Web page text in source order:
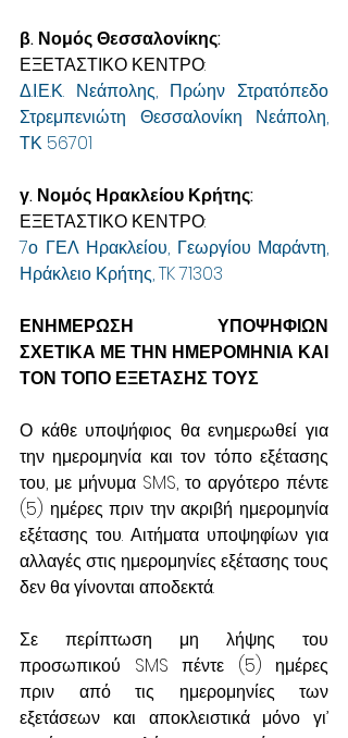
β. Νομός Θεσσαλονίκης:
ΕΞΕΤΑΣΤΙΚΟ ΚΕΝΤΡΟ:
Δ.Ι.Ε.Κ. Νεάπολης, Πρώην Στρατόπεδο
Στρεμπενιώτη Θεσσαλονίκη Νεάπολη,
ΤΚ 56701
γ. Νομός Ηρακλείου Κρήτης:
ΕΞΕΤΑΣΤΙΚΟ ΚΕΝΤΡΟ:
7ο ΓΕΛ Ηρακλείου, Γεωργίου Μαράντη,
Ηράκλειο Κρήτης, TK 71303
ΕΝΗΜΕΡΩΣΗ ΥΠΟΨΗΦΙΩΝ
ΣΧΕΤΙΚΑ ΜΕ ΤΗΝ ΗΜΕΡΟΜΗΝΙΑ ΚΑΙ
ΤΟΝ ΤΟΠΟ ΕΞΕΤΑΣΗΣ ΤΟΥΣ
Ο κάθε υποψήφιος θα ενημερωθεί για
την ημερομηνία και τον τόπο εξέτασης
του, με μήνυμα SMS, το αργότερο πέντε
(5) ημέρες πριν την ακριβή ημερομηνία
εξέτασης του. Αιτήματα υποψηφίων για
αλλαγές στις ημερομηνίες εξέτασης τους
δεν θα γίνονται αποδεκτά.
Σε περίπτωση μη λήψης του
προσωπικού SMS πέντε (5) ημέρες
πριν από τις ημερομηνίες των
εξετάσεων και αποκλειστικά μόνο γι’